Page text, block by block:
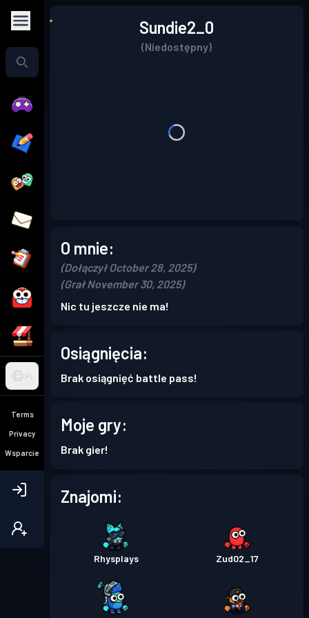
PL
Terms
Privacy
Wsparcie
Sundie2_0
(Niedostępny)
O mnie:
(Dołączył October 28, 2025)
(Grał November 30, 2025)
Nic tu jeszcze nie ma!
Osiągnięcia:
Brak osiągnięć battle pass!
Moje gry:
Brak gier!
Znajomi:
Rhysplays Zud02_17